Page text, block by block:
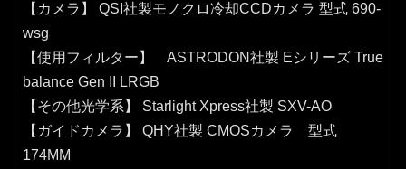
【カメラ】 QSI社製モノクロ冷却CCDカメラ 型式 690-
wsg
【使用フィルター】 ASTRODON社製 Eシリーズ True
balance Gen II LRGB
【その他光学系】 Starlight Xpress社製 SXV-AO
【ガイドカメラ】 QHY社製 CMOSカメラ 型式
174MM